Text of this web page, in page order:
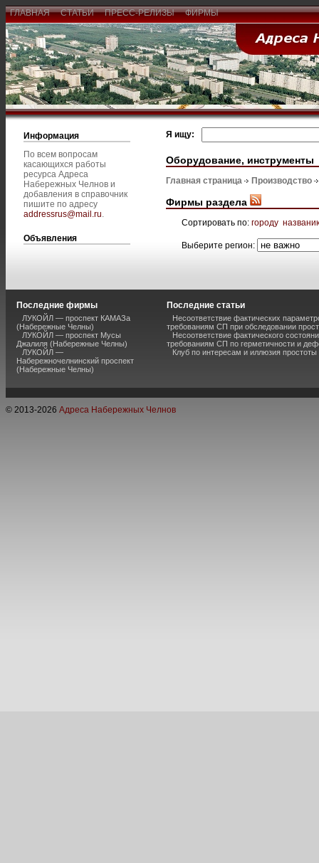
ГЛАВНАЯ СТАТЬИ ПРЕСС-РЕЛИЗЫ ФИРМЫ
Информация
По всем вопросам
касающихся работы
ресурса Адреса
Набережных Челнов и
добавления в справочник
пишите по адресу
addressrus@mail.ru.
Объявления
Я ищу:
Оборудование, инструменты
Главная страница Производство
Фирмы раздела
Сортировать по: городу
Выберите регион:
Последние фирмы
ЛУКОЙЛ — проспект КАМАЗа
(Набережные Челны)
ЛУКОЙЛ — проспект Мусы
Джалиля (Набережные Челны)
ЛУКОЙЛ —
Набережночелнинский проспект
(Набережные Челны)
Последние статьи
Несоответствие фактических
требованиям СП при обследовании
Несоответствие фактического
требованиям СП по герметичности и
Клуб по интересам и иллюзия простоты
© 2013-2026 Адреса Набережных Челнов